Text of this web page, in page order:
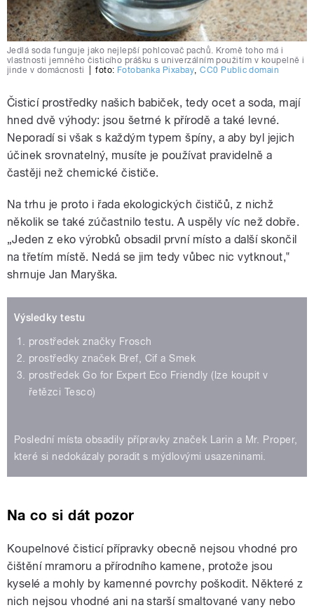
Jedlá soda funguje jako nejlepší pohlcovač pachů. Kromě toho má i
vlastnosti jemného čisticího prášku s univerzálním použitím v koupelně i
jinde v domácnosti
foto: Fotobanka Pixabay,CC0 Public domain
Čisticí prostředky našich babiček, tedy ocet a soda, mají
hned dvě výhody: jsou šetrné k přírodě a také levné.
Neporadí si však s každým typem špíny, a aby byl jejich
účinek srovnatelný, musíte je používat pravidelně a
častěji než chemické čističe.
Na trhu je proto i řada ekologických čističů, z nichž
několik se také zúčastnilo testu. A uspěly víc než dobře.
„Jeden z eko výrobků obsadil první místo a další skončil
na třetím místě. Nedá se jim tedy vůbec nic vytknout,‟
shrnuje Jan Maryška.
Výsledky testu
prostředek značky Frosch
prostředky značek Bref, Cif a Smek
prostředek Go for Expert Eco Friendly (lze koupit v
řetězci Tesco)
Poslední místa obsadily přípravky značek Larin a Mr. Proper,
které si nedokázaly poradit s mýdlovými usazeninami.
Na co si dát pozor
Koupelnové čisticí přípravky obecně nejsou vhodné pro
čištění mramoru a přírodního kamene, protože jsou
kyselé a mohly by kamenné povrchy poškodit. Některé z
nich nejsou vhodné ani na starší smaltované vany nebo